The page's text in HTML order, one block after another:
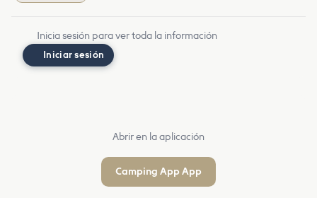
Inicia sesión para ver toda la información
Iniciar sesión
Abrir en la aplicación
Camping App App